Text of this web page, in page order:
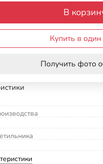
В
Купить в один
Получить фото